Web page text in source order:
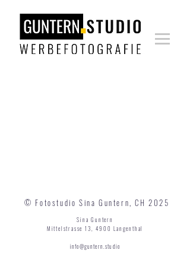
© Fotostudio Sina Guntern, CH 2025
Sina Guntern
Mittelstrasse 13, 4900 Langenthal
info@guntern.studio